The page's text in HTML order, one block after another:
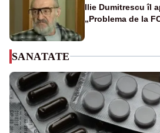
Ilie Dumitrescu îl
„Problema de la
SANATATE